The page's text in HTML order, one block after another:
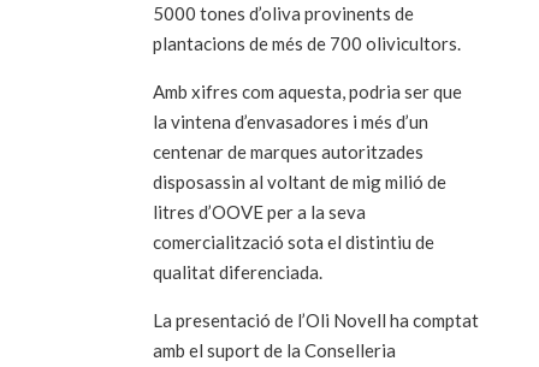
5000 tones d’oliva provinents de
plantacions de més de 700 olivicultors.
Amb xifres com aquesta, podria ser que
la vintena d’envasadores i més d’un
centenar de marques autoritzades
disposassin al voltant de mig milió de
litres d’OOVE per a la seva
comercialització sota el distintiu de
qualitat diferenciada.
La presentació de l’Oli Novell ha comptat
amb el suport de la Conselleria